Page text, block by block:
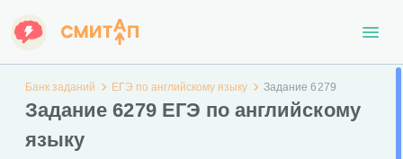
Банк заданий ЕГЭ по английскому языку Задание 6279
Задание 6279 ЕГЭ по английскому
языку